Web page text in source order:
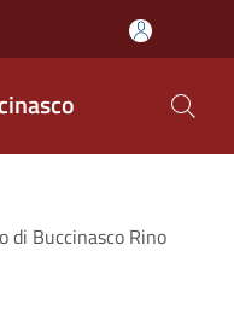
di Buccinasco Rino